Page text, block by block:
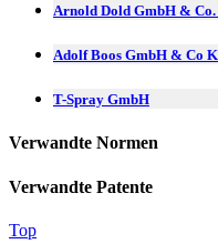
Arnold Dold GmbH &
Adolf Boos GmbH & Co
T-Spray GmbH
Verwandte Normen
Verwandte Patente
Top